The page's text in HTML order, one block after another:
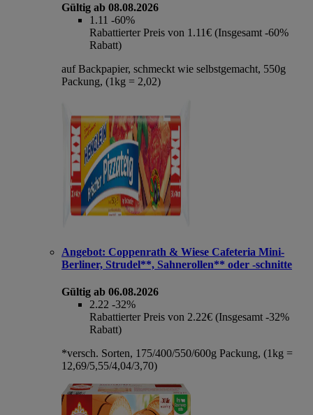
Gültig ab 08.08.2026
1.11 -60%
Rabattierter Preis von 1.11€ (Insgesamt -60%
Rabatt)
auf Backpapier, schmeckt wie selbstgemacht, 550g
Packung, (1kg = 2,02)
Angebot: Coppenrath & Wiese Cafeteria Mini-
Berliner, Strudel**, Sahnerollen** oder -schnitte
Gültig ab 06.08.2026
2.22 -32%
Rabattierter Preis von 2.22€ (Insgesamt -32%
Rabatt)
*versch. Sorten, 175/400/550/600g Packung, (1kg =
12,69/5,55/4,04/3,70)